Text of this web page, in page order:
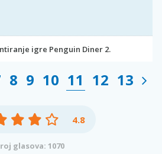
igre Penguin Diner 2.
8 9 10 11 12 13
4.8
glasova: 1070